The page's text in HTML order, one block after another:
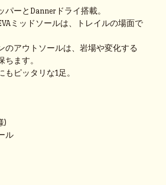
ーとDannerドライ搭載。
ミッドソールは、トレイルの場面で
のアウトソールは、岩場や変化する
ちます。
ピッタリな1足。
)
ル